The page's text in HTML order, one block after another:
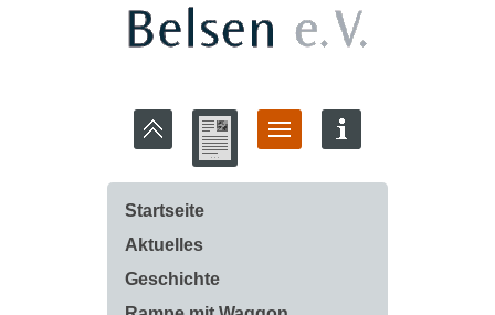
Startseite
Aktuelles
Geschichte